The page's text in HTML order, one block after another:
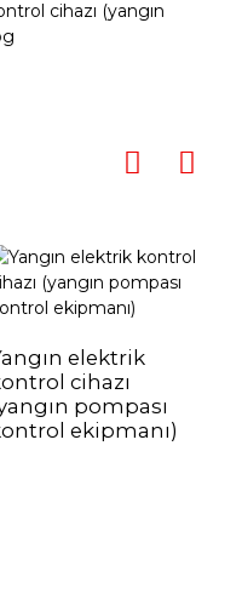
elektrik
cihazı
pompası
ekipmanı)